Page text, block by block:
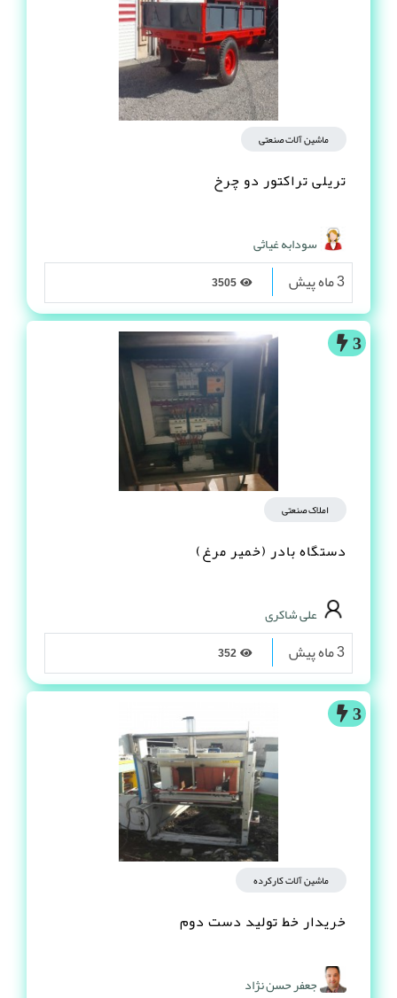
ماشین آلات صنعتی
تریلی تراکتور دو چرخ
سودابه غیاثی
3 ماه پیش
3
املاک صنعتی
دستگاه بادر (خمیر مرغ)
علی شاکری
3 ماه پیش
3
ماشین آلات کارکرده
خریدار خط تولید دست دوم
جعفر حسن نژاد